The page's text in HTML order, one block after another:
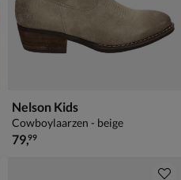
Nelson Kids
Cowboylaarzen - beige
€ 79,99
79,99